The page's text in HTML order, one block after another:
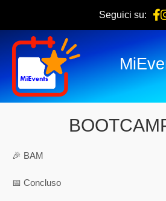
Seguici su:
🎉 BAM
📅 Concluso